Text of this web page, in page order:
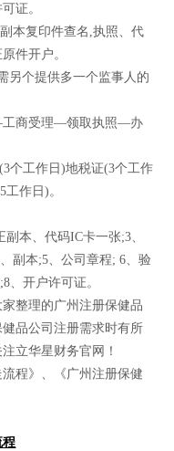
证。
本复印件查名,执照、代
件开户。
个提供多一个监事人的
商受理—领取执照—办
工作日)地税证(3个工作
作日)。
本、代码IC卡一张;3、
副本;5、公司章程; 6、验
、开户许可证。
整理的广州注册保健品
品公司注册需求时有所
立华星财务官网！
程》、《广州注册保健
程